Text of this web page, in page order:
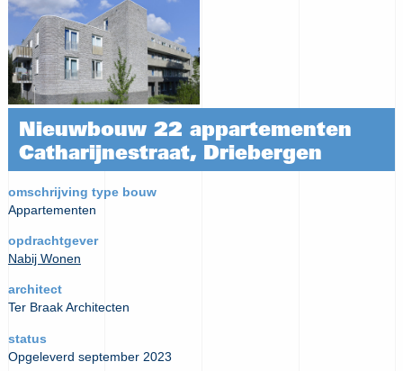
Nieuwbouw 22 appartementen
Catharijnestraat, Driebergen
omschrijving type bouw
Appartementen
opdrachtgever
Nabij Wonen
architect
Ter Braak Architecten
status
Opgeleverd september 2023